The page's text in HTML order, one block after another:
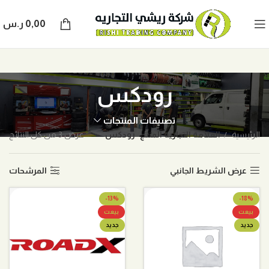
0,00 ر.س
رودكس
تصنيفات المنتجات
الرئيسية العلامة التجارية المنتج رودكس عرض ⁦3⁩ من كل النتائج
عرض الشريط الجانبي المرشحات
-18%
بيعت
جديد
-13%
بيعت
جديد